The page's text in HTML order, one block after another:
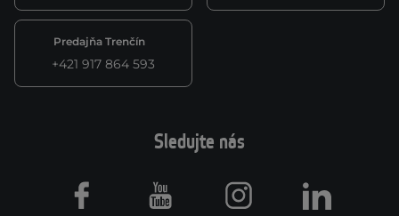
Predajňa Trenčín
+421 917 864 593
Sledujte nás
Facebook Youtube Instagram LinkedIn